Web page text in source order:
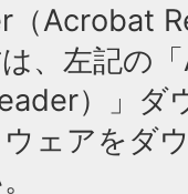
（Acrobat
、左記の
）」ダ
ェアをダ